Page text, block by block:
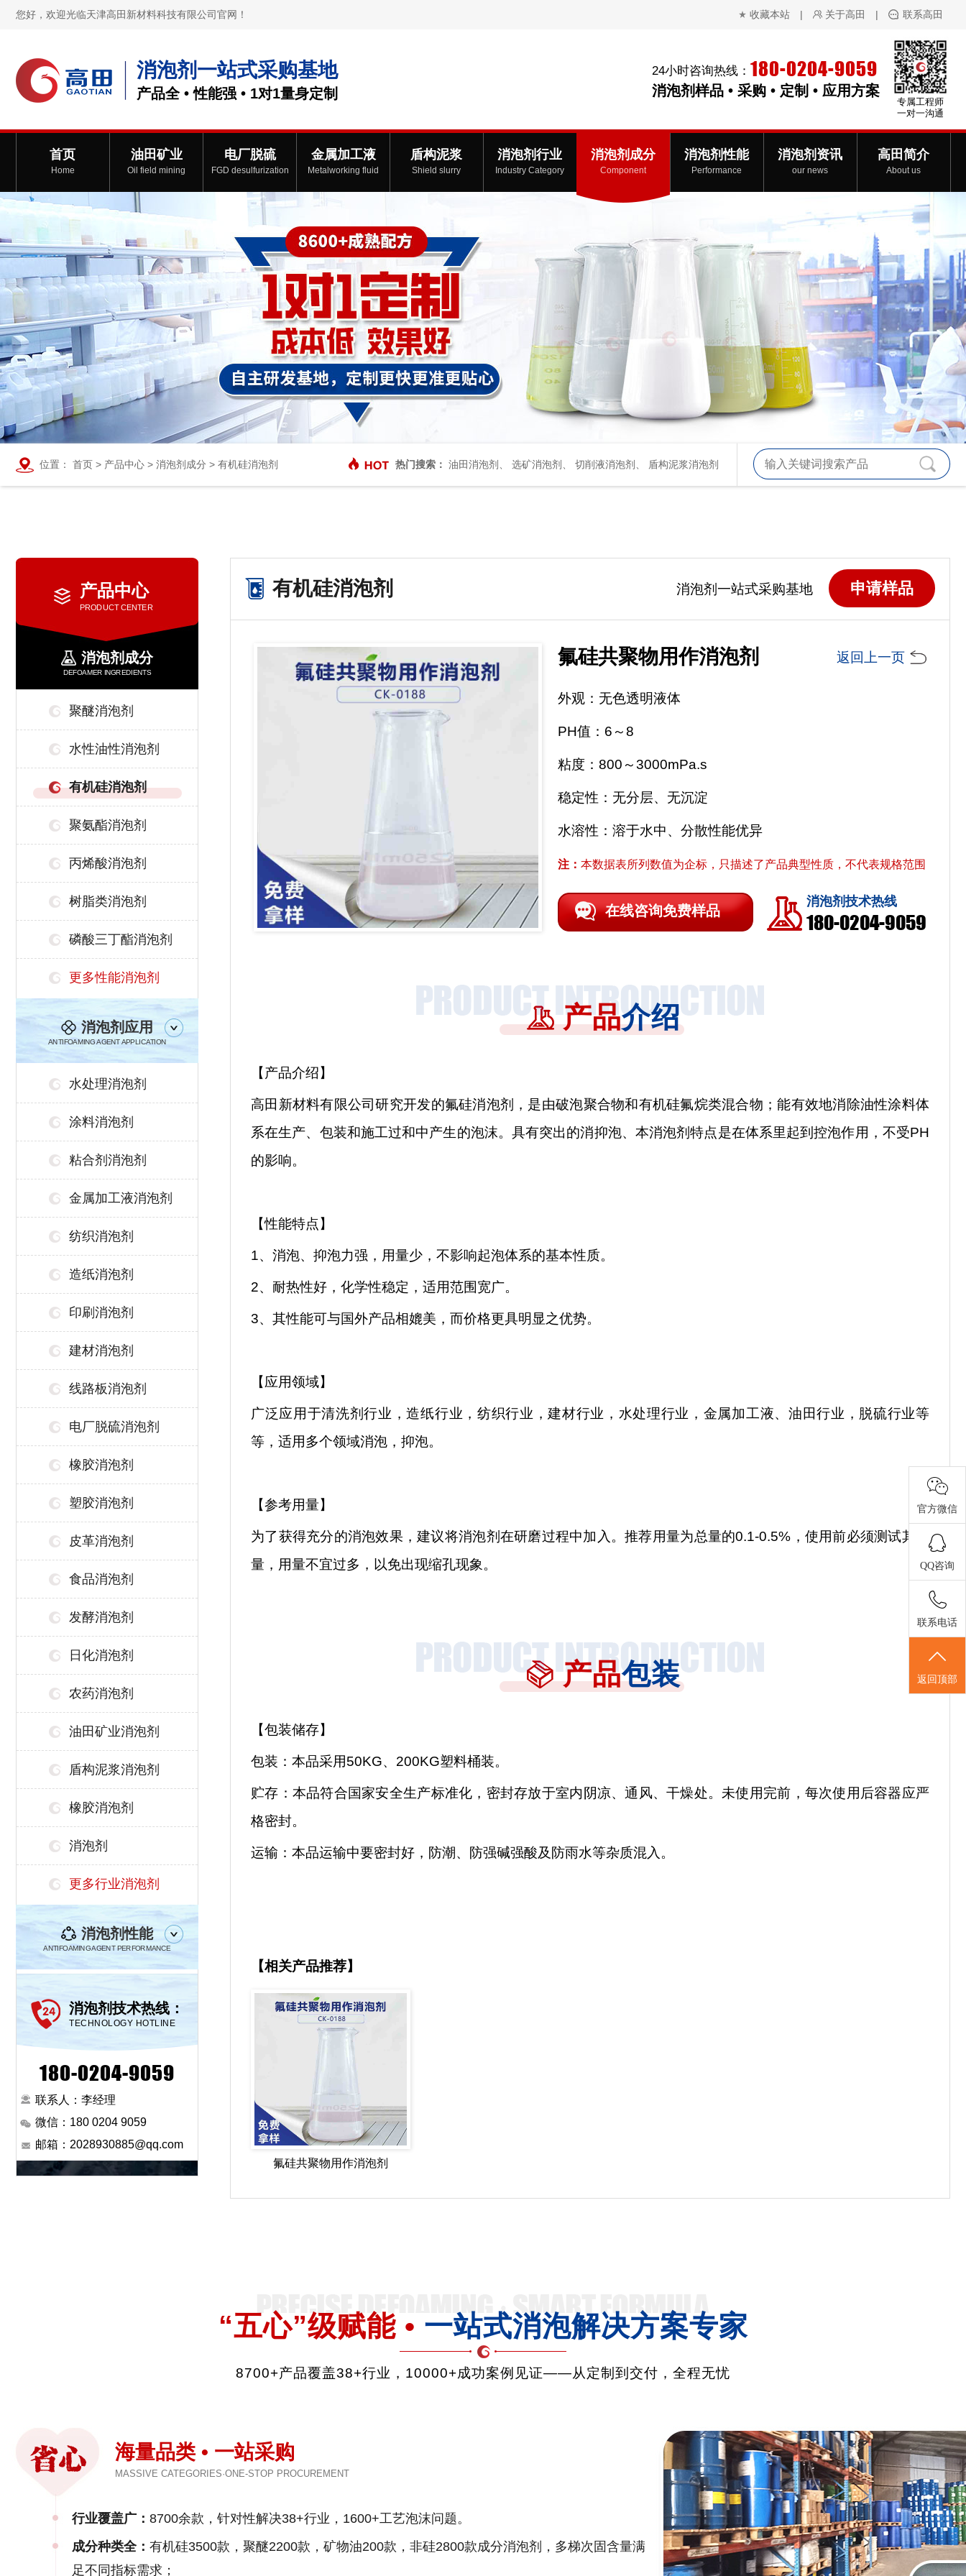
您好，欢迎光临天津高田新材料科技有限公司官网！ 收藏本站 | 关于高田 | 联系高田
消泡剂一站式采购基地
产品全 • 性能强 • 1对1量身定制
24小时咨询热线： 180-0204-9059
消泡剂样品 • 采购 • 定制 • 应用方案
专属工程师
一对一沟通
首页
Home
油田矿业
Oil field mining
电厂脱硫
FGD desulfurization
金属加工液
Metalworking fluid
盾构泥浆
Shield slurry
消泡剂行业
Industry Category
消泡剂成分
Component
消泡剂性能
Performance
消泡剂资讯
our news
高田简介
About us
位置： 首页 > 产品中心 > 消泡剂成分 > 有机硅消泡剂 热门搜索： 油田消泡剂 选矿消泡剂 切削液消泡剂 盾构泥浆消泡剂
产品中心
PRODUCT CENTER
消泡剂成分
DEFOAMER INGREDIENTS
聚醚消泡剂
水性油性消泡剂
有机硅消泡剂
聚氨酯消泡剂
丙烯酸消泡剂
树脂类消泡剂
磷酸三丁酯消泡剂
更多性能消泡剂
消泡剂应用
ANTIFOAMING AGENT APPLICATION
水处理消泡剂
涂料消泡剂
粘合剂消泡剂
金属加工液消泡剂
纺织消泡剂
造纸消泡剂
印刷消泡剂
建材消泡剂
线路板消泡剂
电厂脱硫消泡剂
橡胶消泡剂
塑胶消泡剂
皮革消泡剂
食品消泡剂
发酵消泡剂
日化消泡剂
农药消泡剂
油田矿业消泡剂
盾构泥浆消泡剂
橡胶消泡剂
消泡剂
更多行业消泡剂
消泡剂性能
ANTIFOAMING AGENT PERFORMANCE
消泡剂技术热线：
TECHNOLOGY HOTLINE
180-0204-9059
联系人：李经理
微信：180 0204 9059
邮箱：2028930885@qq.com
有机硅消泡剂 消泡剂一站式采购基地 申请样品
氟硅共聚物用作消泡剂 返回上一页
外观：无色透明液体
PH值：6～8
粘度：800～3000mPa.s
稳定性：无分层、无沉淀
水溶性：溶于水中、分散性能优异
注： 本数据表所列数值为企标，只描述了产品典型性质，不代表规格范围
在线咨询免费样品
消泡剂技术热线
180-0204-9059
产品介绍
【产品介绍】
高田新材料有限公司研究开发的氟硅消泡剂，是由破泡聚合物和有机硅氟烷类混合物；能有效地消除油性涂料体
系在生产、包装和施工过和中产生的泡沫。具有突出的消抑泡、本消泡剂特点是在体系里起到控泡作用，不受PH
的影响。
【性能特点】
1、消泡、抑泡力强，用量少，不影响起泡体系的基本性质。
2、耐热性好，化学性稳定，适用范围宽广。
3、其性能可与国外产品相媲美，而价格更具明显之优势。
【应用领域】
广泛应用于清洗剂行业，造纸行业，纺织行业，建材行业，水处理行业，金属加工液、油田行业，脱硫行业等
等，适用多个领域消泡，抑泡。
【参考用量】
为了获得充分的消泡效果，建议将消泡剂在研磨过程中加入。推荐用量为总量的0.1-0.5%，使用前必须测试其用
量，用量不宜过多，以免出现缩孔现象。
产品包装
【包装储存】
包装：本品采用50KG、200KG塑料桶装。
贮存：本品符合国家安全生产标准化，密封存放于室内阴凉、通风、干燥处。未使用完前，每次使用后容器应严
格密封。
运输：本品运输中要密封好，防潮、防强碱强酸及防雨水等杂质混入。
【相关产品推荐】
氟硅共聚物用作消泡剂
“五心”级赋能 • 一站式消泡解决方案专家
8700+产品覆盖38+行业，10000+成功案例见证——从定制到交付，全程无忧
海量品类 • 一站采购
MASSIVE CATEGORIES·ONE-STOP PROCUREMENT
行业覆盖广： 8700余款，针对性解决38+行业，1600+工艺泡沫问题。
成分种类全： 有机硅3500款，聚醚2200款，矿物油200款，非硅2800款成分消泡剂，多梯次固含量满
足不同指标需求；
官方微信
QQ咨询
联系电话
返回顶部